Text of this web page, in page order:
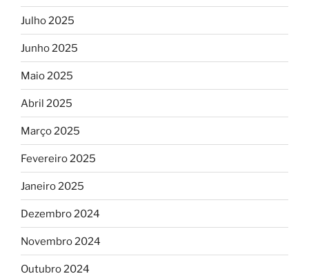
Julho 2025
Junho 2025
Maio 2025
Abril 2025
Março 2025
Fevereiro 2025
Janeiro 2025
Dezembro 2024
Novembro 2024
Outubro 2024